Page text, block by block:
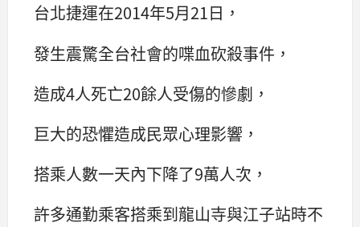
台北捷運在2014年5月21日，
發生震驚全台社會的喋血砍殺事件，
造成4人死亡20餘人受傷的慘劇，
巨大的恐懼造成民眾心理影響，
搭乘人數一天內下降了9萬人次，
許多通勤乘客搭乘到龍山寺與江子站時不